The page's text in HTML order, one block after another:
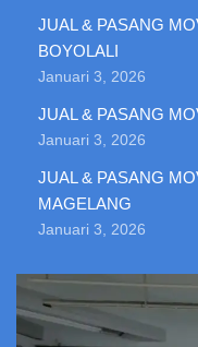
JUAL & PASANG
BOYOLALI
Januari 3, 2026
JUAL & PASANG
Januari 3, 2026
JUAL & PASANG
MAGELANG
Januari 3, 2026